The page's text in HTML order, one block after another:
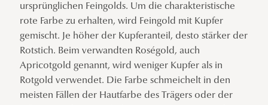
ursprünglichen Feingolds. Um die charakteristische
rote Farbe zu erhalten, wird Feingold mit Kupfer
gemischt. Je höher der Kupferanteil, desto stärker der
Rotstich. Beim verwandten Roségold, auch
Apricotgold genannt, wird weniger Kupfer als in
Rotgold verwendet. Die Farbe schmeichelt in den
meisten Fällen der Hautfarbe des Trägers oder der